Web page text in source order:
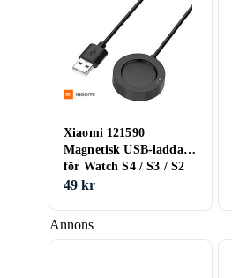
Annons
Xiaomi 121590
Magnetisk USB-laddare
för Watch S4 / S3 / S2
1m
49 kr